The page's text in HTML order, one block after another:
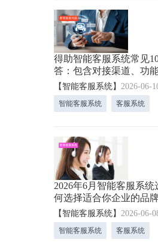
得助智能客服系统常见
答：包含对接渠道、功
别率、对接业务系统等
【智能客服系统】2026-06-
智能客服系统 客服系统
2026年6月智能客服系
何选择适合你企业的品
【智能客服系统】2026-06-
智能客服系统 客服系统